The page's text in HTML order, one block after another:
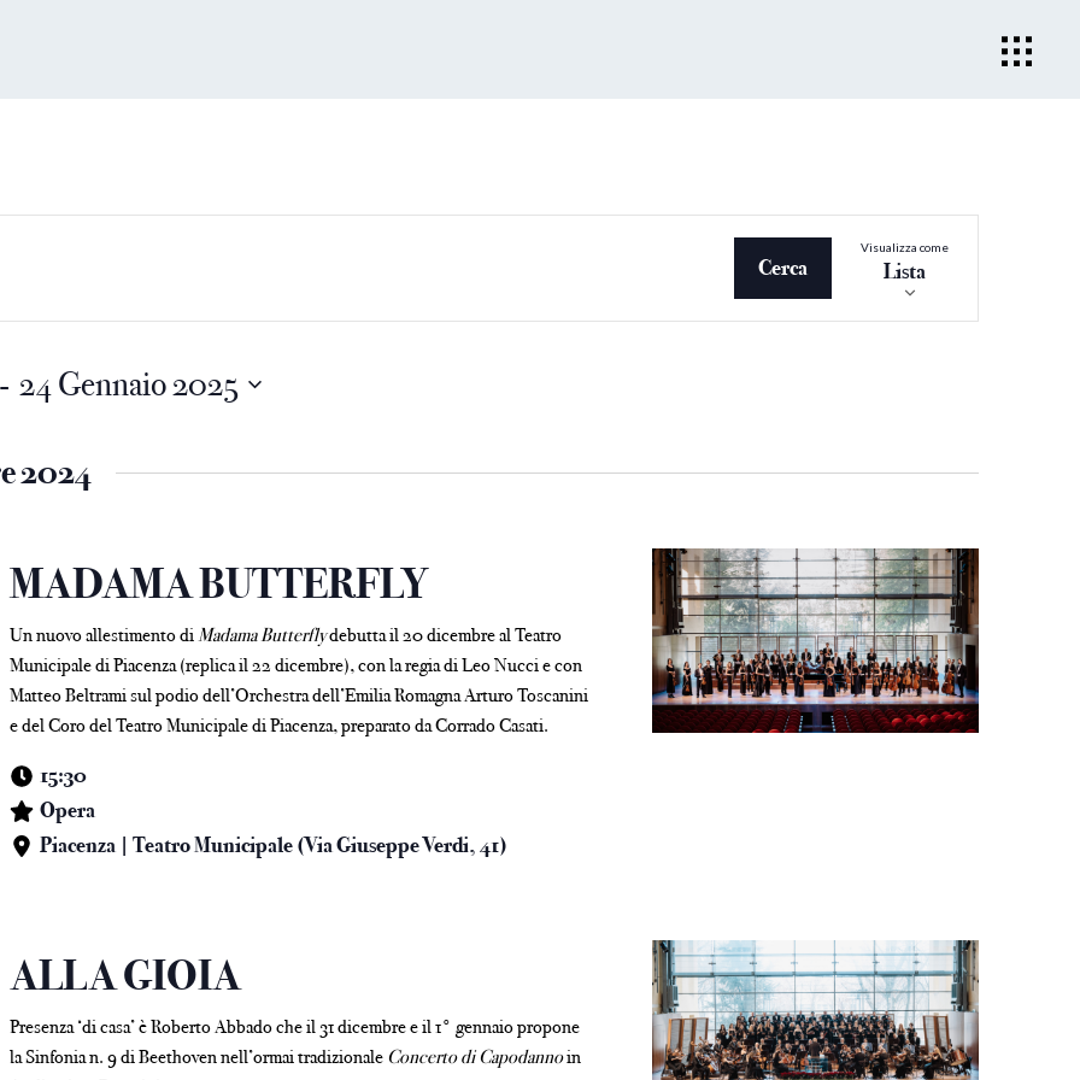
Cerca
Evento
Viste
Visualizza come
Lista
- 24 Gennaio 2025
2024
MADAMA BUTTERFLY
Un nuovo allestimento diMadama Butterflydebutta il 20 dicembre al Teatro
Municipale di Piacenza (replica il 22 dicembre), con la regia di Leo Nucci e con
Matteo Beltrami sul podio dell’Orchestra dell’Emilia Romagna Arturo Toscanini
e del Coro del Teatro Municipale di Piacenza, preparato da Corrado Casati.
15:30
Opera
Piacenza | Teatro Municipale (Via Giuseppe Verdi, 41)
ALLA GIOIA
Presenza ‘di casa’ è Roberto Abbado che il 31 dicembre e il 1° gennaio propone
la Sinfonia n. 9 di Beethoven nell’ormai tradizionale Concerto di Capodannoin